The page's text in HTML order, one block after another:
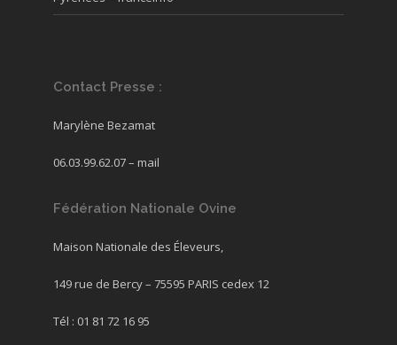
Contact Presse :
Marylène Bezamat
06.03.99.62.07 – mail
Fédération Nationale Ovine
Maison Nationale des Éleveurs,
149 rue de Bercy – 75595 PARIS cedex 12
Tél : 01 81 72 16 95